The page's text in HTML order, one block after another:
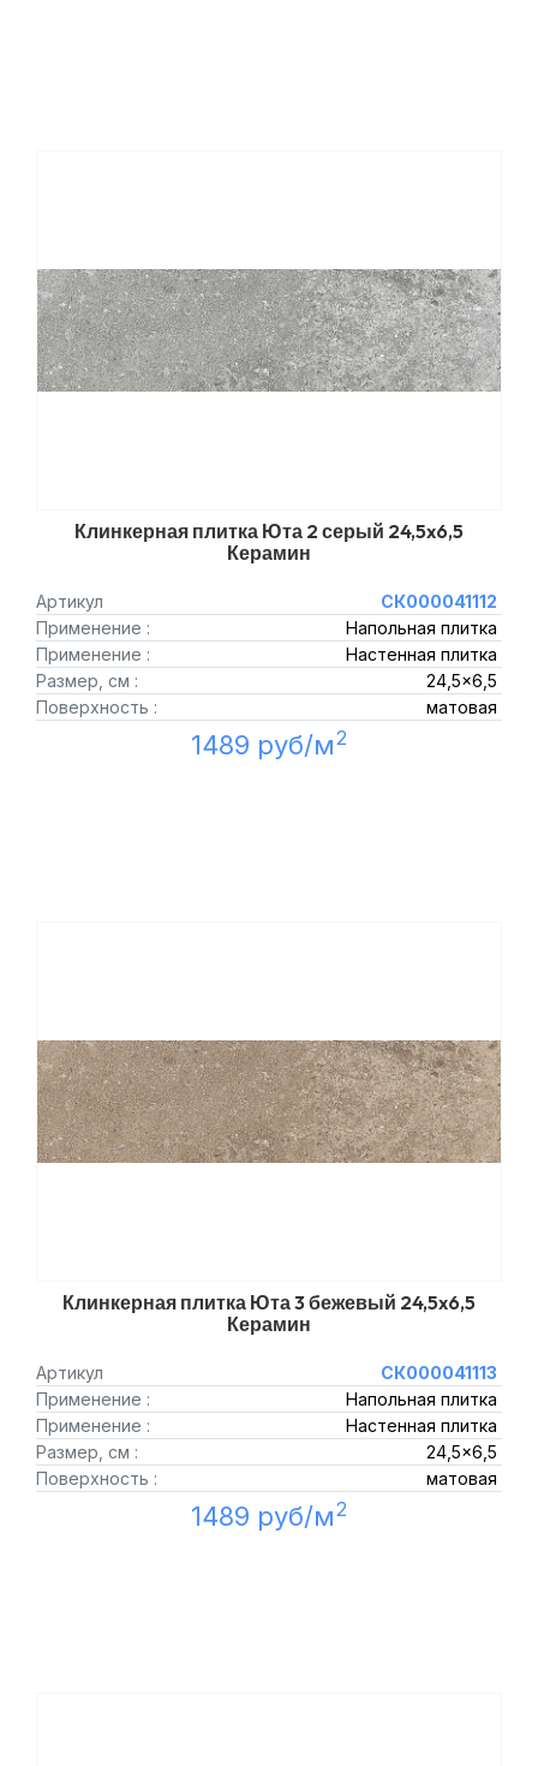
Клинкерная плитка Юта 2 серый 24,5x6,5
Керамин
Артикул
СК000041112
Применение :
Напольная плитка
Применение :
Настенная плитка
Размер, см :
24,5x6,5
Поверхность :
матовая
1489 руб/м2
Клинкерная плитка Юта 3 бежевый 24,5x6,5
Керамин
Артикул
СК000041113
Применение :
Напольная плитка
Применение :
Настенная плитка
Размер, см :
24,5x6,5
Поверхность :
матовая
1489 руб/м2